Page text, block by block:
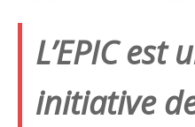
L’EPIC est
initiative